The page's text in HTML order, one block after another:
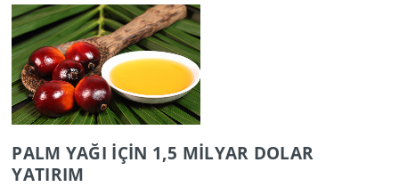
PALM YAĞI İÇİN 1,5 MİLYAR DOLAR
YATIRIM